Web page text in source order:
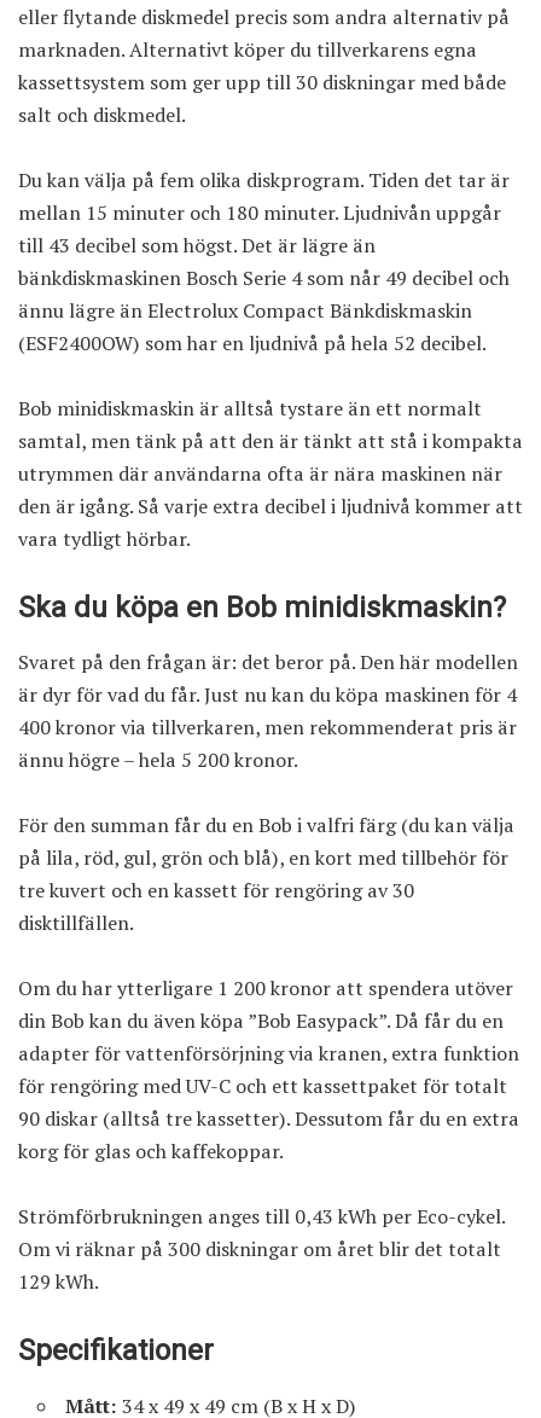
eller flytande diskmedel precis som andra alternativ på
marknaden. Alternativt köper du tillverkarens egna
kassettsystem som ger upp till 30 diskningar med både
salt och diskmedel.
Du kan välja på fem olika diskprogram. Tiden det tar är
mellan 15 minuter och 180 minuter. Ljudnivån uppgår
till 43 decibel som högst. Det är lägre än
bänkdiskmaskinen Bosch Serie 4 som når 49 decibel och
ännu lägre än Electrolux Compact Bänkdiskmaskin
(ESF2400OW) som har en ljudnivå på hela 52 decibel.
Bob minidiskmaskin är alltså tystare än ett normalt
samtal, men tänk på att den är tänkt att stå i kompakta
utrymmen där användarna ofta är nära maskinen när
den är igång. Så varje extra decibel i ljudnivå kommer att
vara tydligt hörbar.
Ska du köpa en Bob minidiskmaskin?
Svaret på den frågan är: det beror på. Den här modellen
är dyr för vad du får. Just nukan du köpa maskinen för 4
400 kronor via tillverkaren, men rekommenderat pris är
ännu högre – hela 5 200 kronor.
För den summan får du en Bob i valfri färg (du kan välja
på lila, röd, gul, grön och blå), en kort med tillbehör för
tre kuvert och en kassett för rengöring av 30
disktillfällen.
Om du har ytterligare 1 200 kronor att spendera utöver
din Bob kan du även köpa ”Bob Easypack”. Då får du en
adapter för vattenförsörjning via kranen, extra funktion
för rengöring med UV-C och ett kassettpaket för totalt
90 diskar (alltså tre kassetter). Dessutom får du en extra
korg för glas och kaffekoppar.
Strömförbrukningen anges till 0,43 kWh per Eco-cykel.
Om vi räknar på 300 diskningar om året blir det totalt
129 kWh.
Specifikationer
Mått: 34 x 49 x 49 cm (B x H x D)